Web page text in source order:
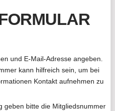
und E-Mail-Adresse angeben.
kann hilfreich sein, um bei
Kontakt aufnehmen zu
geben bitte die Mitgliedsnummer